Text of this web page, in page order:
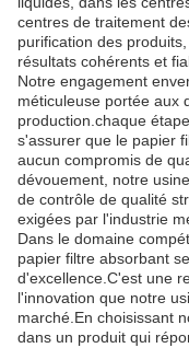
centres de traitement
purification des
résultats cohérents et
Notre engagement
méticuleuse portée aux
production.chaque
s'assurer que le papier
aucun compromis de
dévouement, notre
de contrôle de qualité
exigées par l'industrie
Dans le domaine
papier filtre absorbant
d'excellence.C'est une
l'innovation que notre
marché.En choisissant
dans un produit qui